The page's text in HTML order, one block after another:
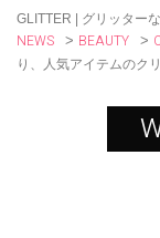
GLITTER | グリッター
NEWS > BEAUTY >
り、人気アイテムのク